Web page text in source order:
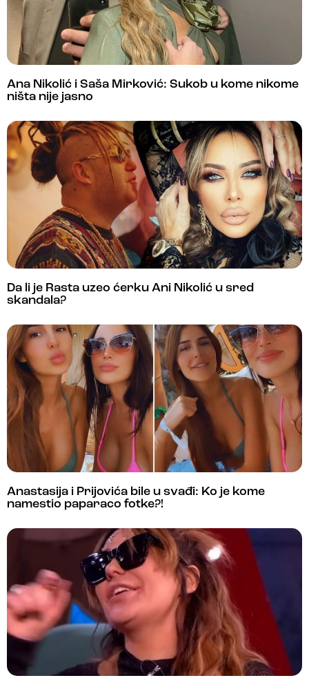
Ana Nikolić i Saša Mirković: Sukob u kome nikome
ništa nije jasno
Da li je Rasta uzeo ćerku Ani Nikolić u sred
skandala?
Anastasija i Prijovića bile u svađi: Ko je kome
namestio paparaco fotke?!